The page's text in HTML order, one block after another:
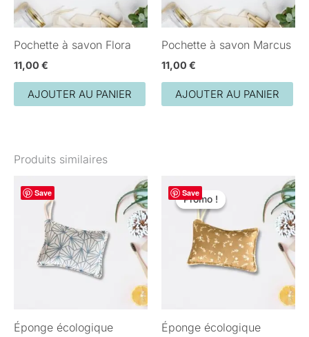
Pochette à savon Flora
11,00 €
AJOUTER AU PANIER
Pochette à savon Marcus
11,00 €
AJOUTER AU PANIER
Produits similaires
Save
Éponge écologique
Save
Promo !
Promo !
Éponge écologique
prix
initial
était :
8,00 €.5,00 €.